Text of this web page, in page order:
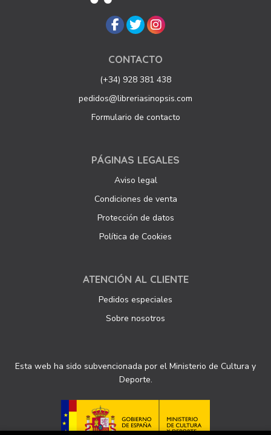
CONTACTO
(+34) 928 381 438
pedidos@libreriasinopsis.com
Formulario de contacto
PÁGINAS LEGALES
Aviso legal
Condiciones de venta
Protección de datos
Política de Cookies
ATENCIÓN AL CLIENTE
Pedidos especiales
Sobre nosotros
Esta web ha sido subvencionada por el Ministerio de Cultura y
Deporte.